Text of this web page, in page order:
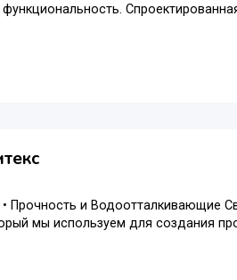
Прочность и Водоотталкивающие
мы используем для создания